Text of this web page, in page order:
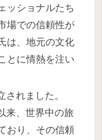
ッショナルたち
場での信頼性が
は、地元の文化
とに情熱を注い
れました。
来、世界中の旅
おり、その信頼